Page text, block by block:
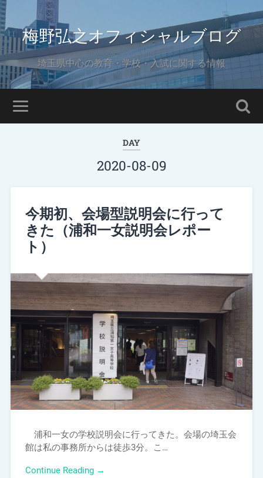
梅野弘之オフィシャルブログ
埼玉県中心の教育・学校・入試に関する情報
DAY
2020-08-09
今期初、会場型説明会に行って
きた（浦和一女説明会レポー
ト）
浦和一女の学校説明会に行ってきた。会場の埼玉会
館は私の事務所からは徒歩3分。こ…
Continue Reading →